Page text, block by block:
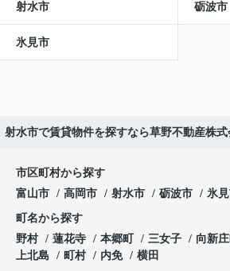
射水市 砺波市
氷見市
射水市で賃貸物件を探すなら草野不動産株式
市区町村から探す
富山市
高岡市 射水市 砺波市 氷
町名から探す
野村
蓮花寺 本郷町 三女子 向新庄
上北島
町村 内免 横田